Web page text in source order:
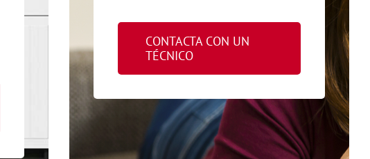
CONTACTA CON UN
TÉCNICO